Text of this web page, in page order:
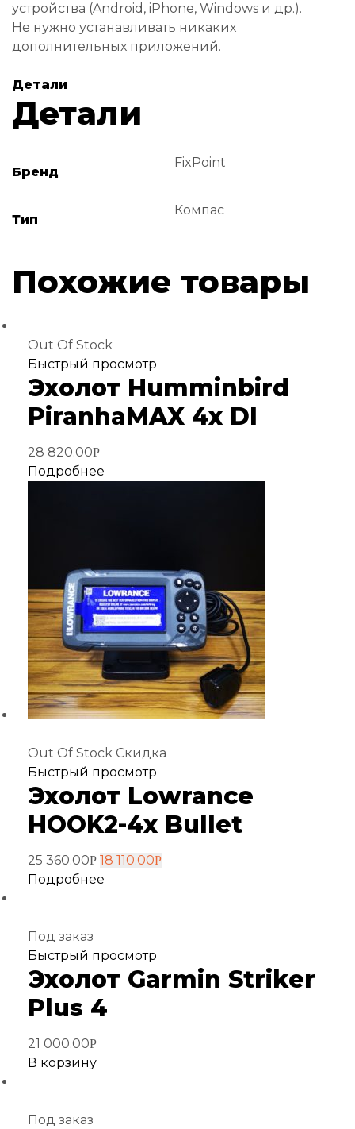
устройства (Android, iPhone, Windows и др.).
Не нужно устанавливать никаких
дополнительных приложений.
Детали
Детали
Бренд
FixPoint
Тип
Компас
Похожие товары
Out Of Stock
Добавить
в
избранное
Быстрый просмотр
Эхолот Humminbird
PiranhaMAX 4x DI
28 820.00Р
Подробнее
Out Of Stock Скидка
Добавить
в
Быстрый просмотр
Эхолот Lowrance
HOOK2-4x Bullet
25 360.00Р 18 110.00Р
Подробнее
Под заказ
Добавить
в
Быстрый просмотр
Эхолот Garmin Striker
Plus 4
21 000.00Р
В корзину
Под заказ